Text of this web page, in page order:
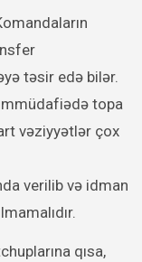
təsir edə bilər.
topa
vəziyyətlər çox
verilib və idman
qısa,